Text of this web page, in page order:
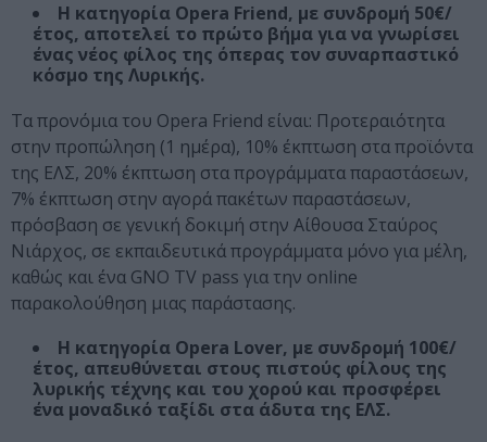
Η κατηγορία Opera Friend, με συνδρομή 50€/
έτος, αποτελεί το πρώτο βήμα για να γνωρίσει
ένας νέος φίλος της όπερας τον συναρπαστικό
κόσμο της Λυρικής.
Τα προνόμια του Opera Friend είναι: Προτεραιότητα
στην προπώληση (1 ημέρα), 10% έκπτωση στα προϊόντα
της ΕΛΣ, 20% έκπτωση στα προγράμματα παραστάσεων,
7% έκπτωση στην αγορά πακέτων παραστάσεων,
πρόσβαση σε γενική δοκιμή στην Αίθουσα Σταύρος
Νιάρχος, σε εκπαιδευτικά προγράμματα μόνο για μέλη,
καθώς και ένα GNO TV pass για την online
παρακολούθηση μιας παράστασης.
Η κατηγορία Opera Lover, με συνδρομή 100€/
έτος, απευθύνεται στους πιστούς φίλους της
λυρικής τέχνης και του χορού και προσφέρει
ένα μοναδικό ταξίδι στα άδυτα της ΕΛΣ.